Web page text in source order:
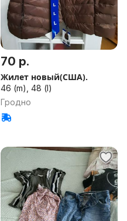
70 р.
Жилет новый(США).
46 (m), 48 (l)
Гродно